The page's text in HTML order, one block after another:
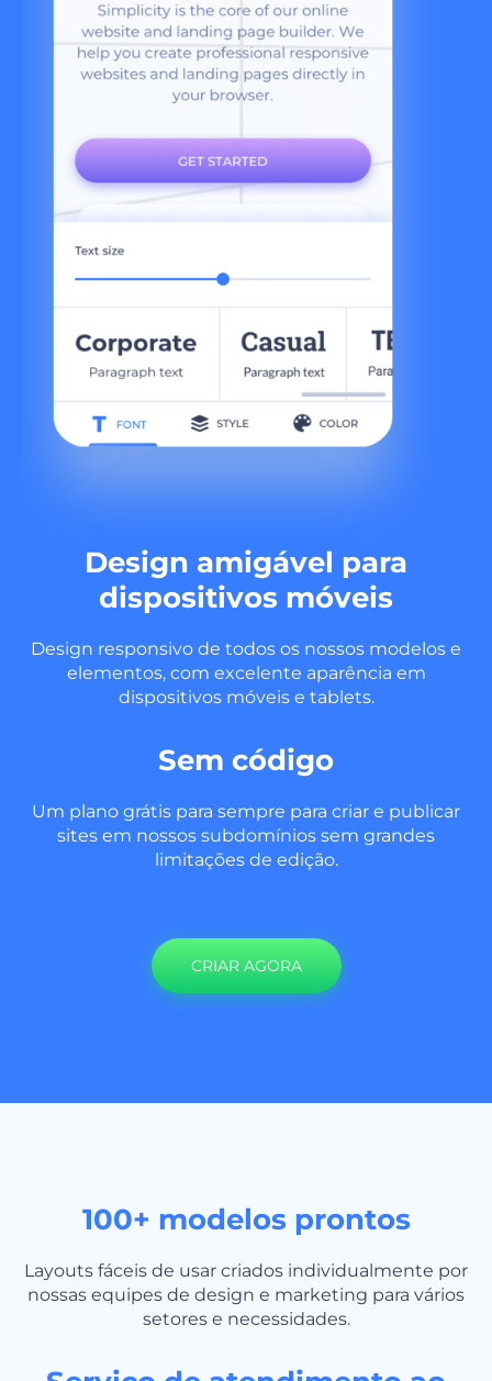
Design amigável para
dispositivos móveis
Design responsivo de todos os nossos modelos e
elementos, com excelente aparência em
dispositivos móveis e tablets.
Sem código
Um plano grátis para sempre para criar e publicar
sites em nossos subdomínios sem grandes
limitações de edição.
CRIAR AGORA
100+ modelos prontos
Layouts fáceis de usar criados individualmente por
nossas equipes de design e marketing para vários
setores e necessidades.